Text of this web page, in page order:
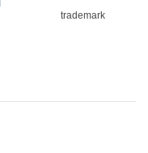
trademark